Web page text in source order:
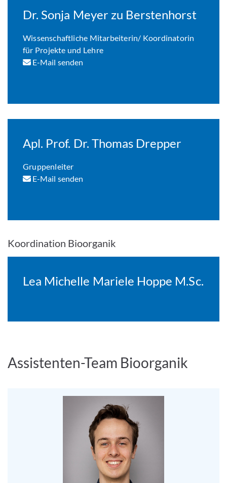
Dr. Sonja Meyer zu Berstenhorst
Wissenschaftliche Mitarbeiterin/ Koordinatorin
für Projekte und Lehre
E-Mail senden
Apl. Prof. Dr. Thomas Drepper
Gruppenleiter
E-Mail senden
Koordination Bioorganik
Lea Michelle Mariele Hoppe M.Sc.
Assistenten-Team Bioorganik